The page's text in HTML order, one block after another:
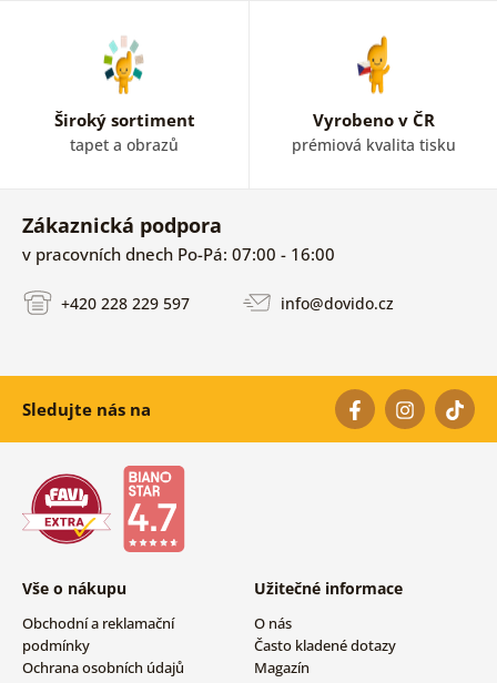
Široký sortiment
tapet a obrazů
Vyrobeno v ČR
prémiová kvalita tisku
Zákaznická podpora
v pracovních dnech Po-Pá: 07:00 - 16:00
+420 228 229 597 info@dovido.cz
Sledujte nás na
Vše o nákupu
Obchodní a reklamační
podmínky
Ochrana osobních údajů
Užitečné informace
O nás
Často kladené dotazy
Magazín